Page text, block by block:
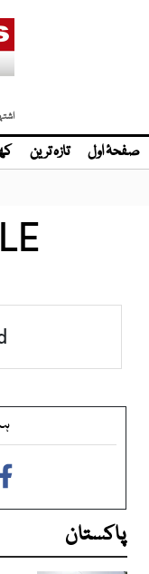
صفحۂ اول تازہ ترین
پاکستان